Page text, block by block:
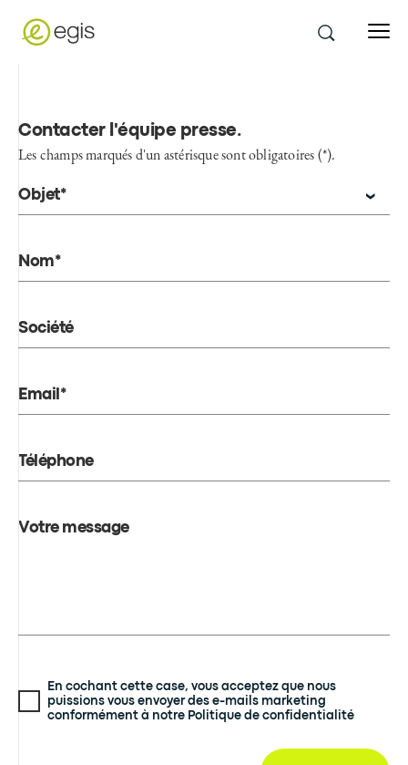
Contacter l'équipe presse.
Les champs marqués d'un astérisque sont obligatoires (*).
Objet*
Nom*
Société
Email*
Téléphone
Votre message
En cochant cette case, vous acceptez que nous
puissions vous envoyer des e-mails marketing
conformément à notre Politique de confidentialité